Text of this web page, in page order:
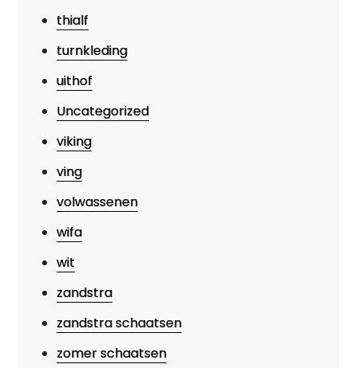
thialf
turnkleding
uithof
Uncategorized
viking
ving
volwassenen
wifa
wit
zandstra
zandstra schaatsen
zomer schaatsen